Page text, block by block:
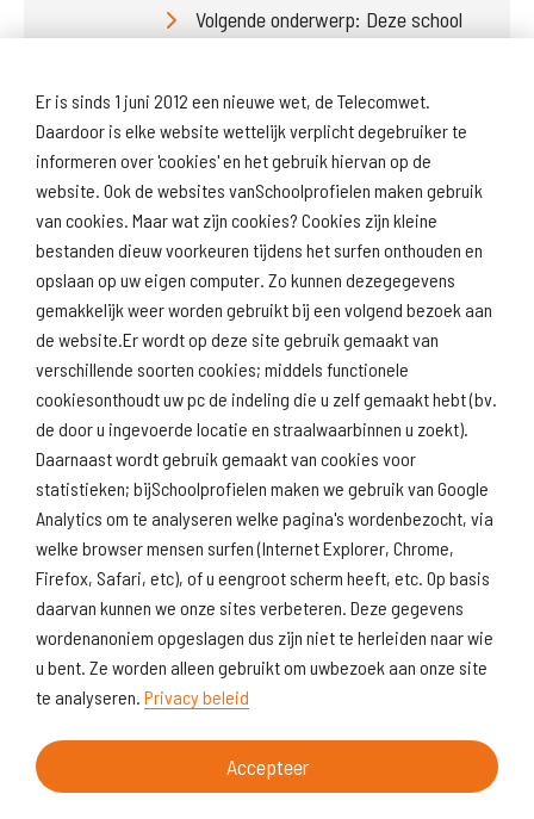
Er is sinds 1 juni 2012 een nieuwe wet, de Telecomwet.
Daardoor is elke website wettelijk verplicht degebruiker te
informeren over 'cookies' en het gebruik hiervan op de
website. Ook de websites vanSchoolprofielen maken gebruik
van cookies. Maar wat zijn cookies? Cookies zijn kleine
bestanden dieuw voorkeuren tijdens het surfen onthouden en
opslaan op uw eigen computer. Zo kunnen dezegegevens
gemakkelijk weer worden gebruikt bij een volgend bezoek aan
de website.Er wordt op deze site gebruik gemaakt van
verschillende soorten cookies; middels functionele
cookiesonthoudt uw pc de indeling die u zelf gemaakt hebt (bv.
de door u ingevoerde locatie en straalwaarbinnen u zoekt).
Daarnaast wordt gebruik gemaakt van cookies voor
statistieken; bijSchoolprofielen maken we gebruik van Google
Analytics om te analyseren welke pagina's wordenbezocht, via
welke browser mensen surfen (Internet Explorer, Chrome,
Firefox, Safari, etc), of u eengroot scherm heeft, etc. Op basis
daarvan kunnen we onze sites verbeteren. Deze gegevens
wordenanoniem opgeslagen dus zijn niet te herleiden naar wie
u bent. Ze worden alleen gebruikt om uwbezoek aan onze site
te analyseren. Privacy beleid
Accepteer
Volgende onderwerp: Deze school
Download
schoolprofiel
Naar
schoolresultaten
Naar scholenopdekaart.nl